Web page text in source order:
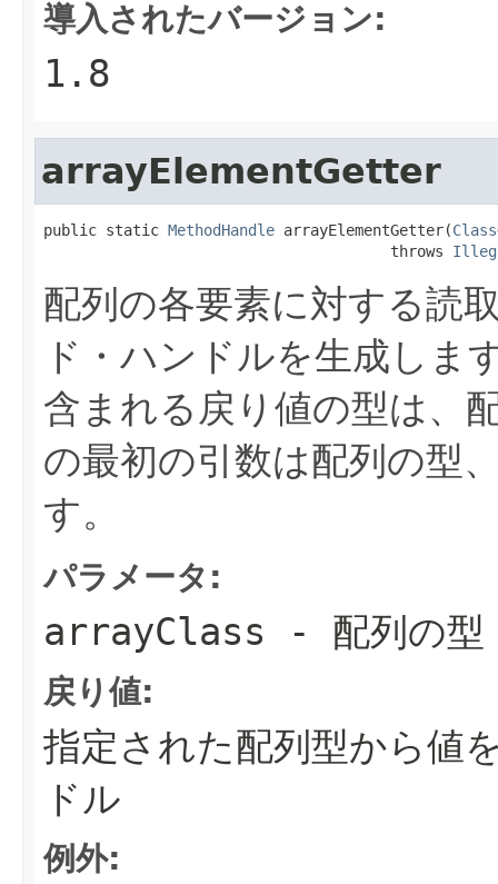
導入されたバージョン:
1.8
arrayElementGetter
public static MethodHandle arrayElementGetter(Class
                                       throws
配列の各要素に対する読
ド・ハンドルを生成しま
含まれる戻り値の型は、
の最初の引数は配列の型
す。
パラメータ:
arrayClass - 配列の型
戻り値:
指定された配列型から値
ドル
例外: